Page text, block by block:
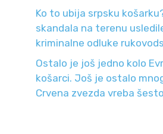
Ko to ubija srpsku
skandala na terenu
kriminalne odluke
Ostalo je još jedno kolo
košarci. Još je ostalo
Crvena zvezda vreba